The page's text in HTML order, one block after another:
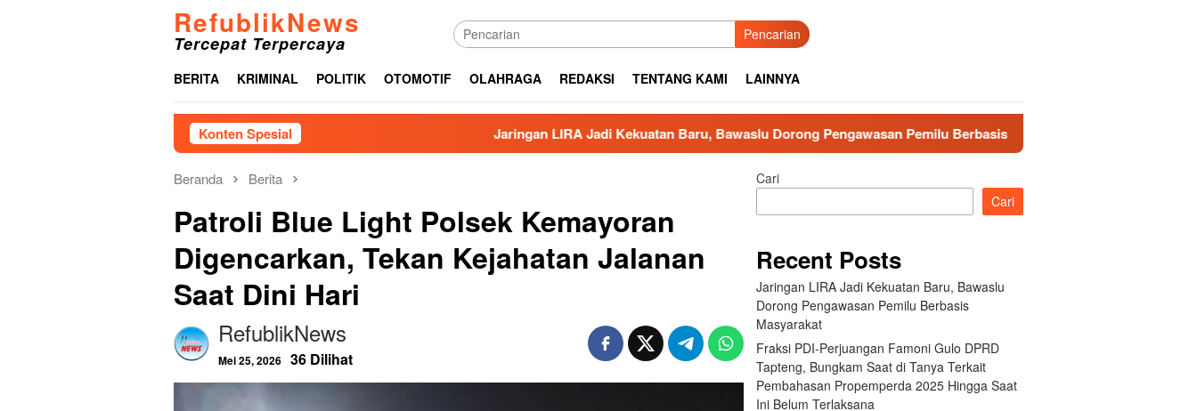
RefublikNews
Tercepat Terpercaya Pencarian
BERITA KRIMINAL POLITIK OTOMOTIF OLAHRAGA REDAKSI TENTANG KAMI LAINNYA
Konten Spesial Jaringan LIRA Jadi Kekuatan Baru, Bawaslu Dorong Pengawasan Pemilu Berbasis Masyarakat
Beranda Berita
Patroli Blue Light Polsek Kemayoran
Digencarkan, Tekan Kejahatan Jalanan
Saat Dini Hari
RefublikNews
Mei 25, 2026 36 Dilihat
Cari
Cari
Recent Posts
Jaringan LIRA Jadi Kekuatan Baru, Bawaslu
Dorong Pengawasan Pemilu Berbasis
Masyarakat
Fraksi PDI-Perjuangan Famoni Gulo DPRD
Tapteng, Bungkam Saat di Tanya Terkait
Pembahasan Propemperda 2025 Hingga Saat
Ini Belum Terlaksana